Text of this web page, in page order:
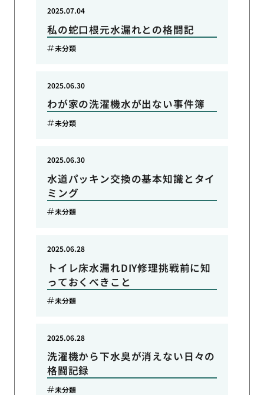
私の蛇口根元水漏れとの格闘記
2025.07.04
未分類
わが家の洗濯機水が出ない事件簿
2025.06.30
未分類
水道パッキン交換の基本知識とタイ
ミング
2025.06.30
未分類
トイレ床水漏れDIY修理挑戦前に知
っておくべきこと
2025.06.28
未分類
洗濯機から下水臭が消えない日々の
格闘記録
2025.06.28
未分類